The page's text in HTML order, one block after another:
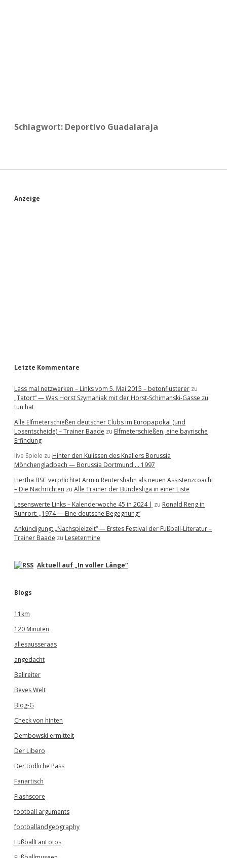
Schlagwort: Deportivo Guadalaraja
S
Anzeige
Letzte Kommentare
Lass mal netzwerken – Links vom 5. Mai 2015 – betonflüsterer zu
„Tatort“ — Was Horst Szymaniak mit der Horst-Schimanski-Gasse zu
tun hat
Alle Elfmeterschießen deutscher Clubs im Europapokal (und
Losentscheide) – Trainer Baade zu Elfmeterschießen, eine bayrische
Erfindung
live Spiele zu Hinter den Kulissen des Knallers Borussia
Mönchengladbach — Borussia Dortmund … 1997
Hertha BSC verpflichtet Armin Reutershahn als neuen Assistenzcoach!
– Die Nachrichten zu Alle Trainer der Bundesliga in einer Liste
Lesenswerte Links – Kalenderwoche 45 in 2024 | zu Ronald Reng in
Ruhrort: „1974 — Eine deutsche Begegnung“
Ankündigung: „Nachspielzeit“ — Erstes Festival der Fußball-Literatur –
Trainer Baade zu Lesetermine
Aktuell auf „In voller Länge“
Blogs
11km
120 Minuten
allesausseraas
angedacht
Ballreiter
Beves Welt
Blog-G
Check von hinten
Dembowski ermittelt
Der Libero
Der tödliche Pass
Fanartisch
Flashscore
football arguments
footballandgeography
FußballFanFotos